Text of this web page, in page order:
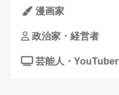
漫画家
政治家・経営者
芸能人・YouTuber